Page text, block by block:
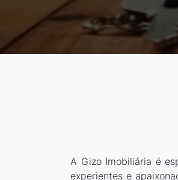
Limpar Filtros
A Gizo Imobiliária é
experientes e